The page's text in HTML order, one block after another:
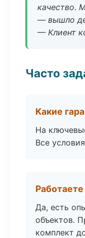
качество.
— вышло
— Клиент
Часто
Какие
На
Все
Да, есть
объектов.
комплект